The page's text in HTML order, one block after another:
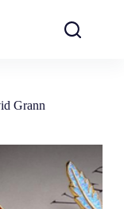
Grann